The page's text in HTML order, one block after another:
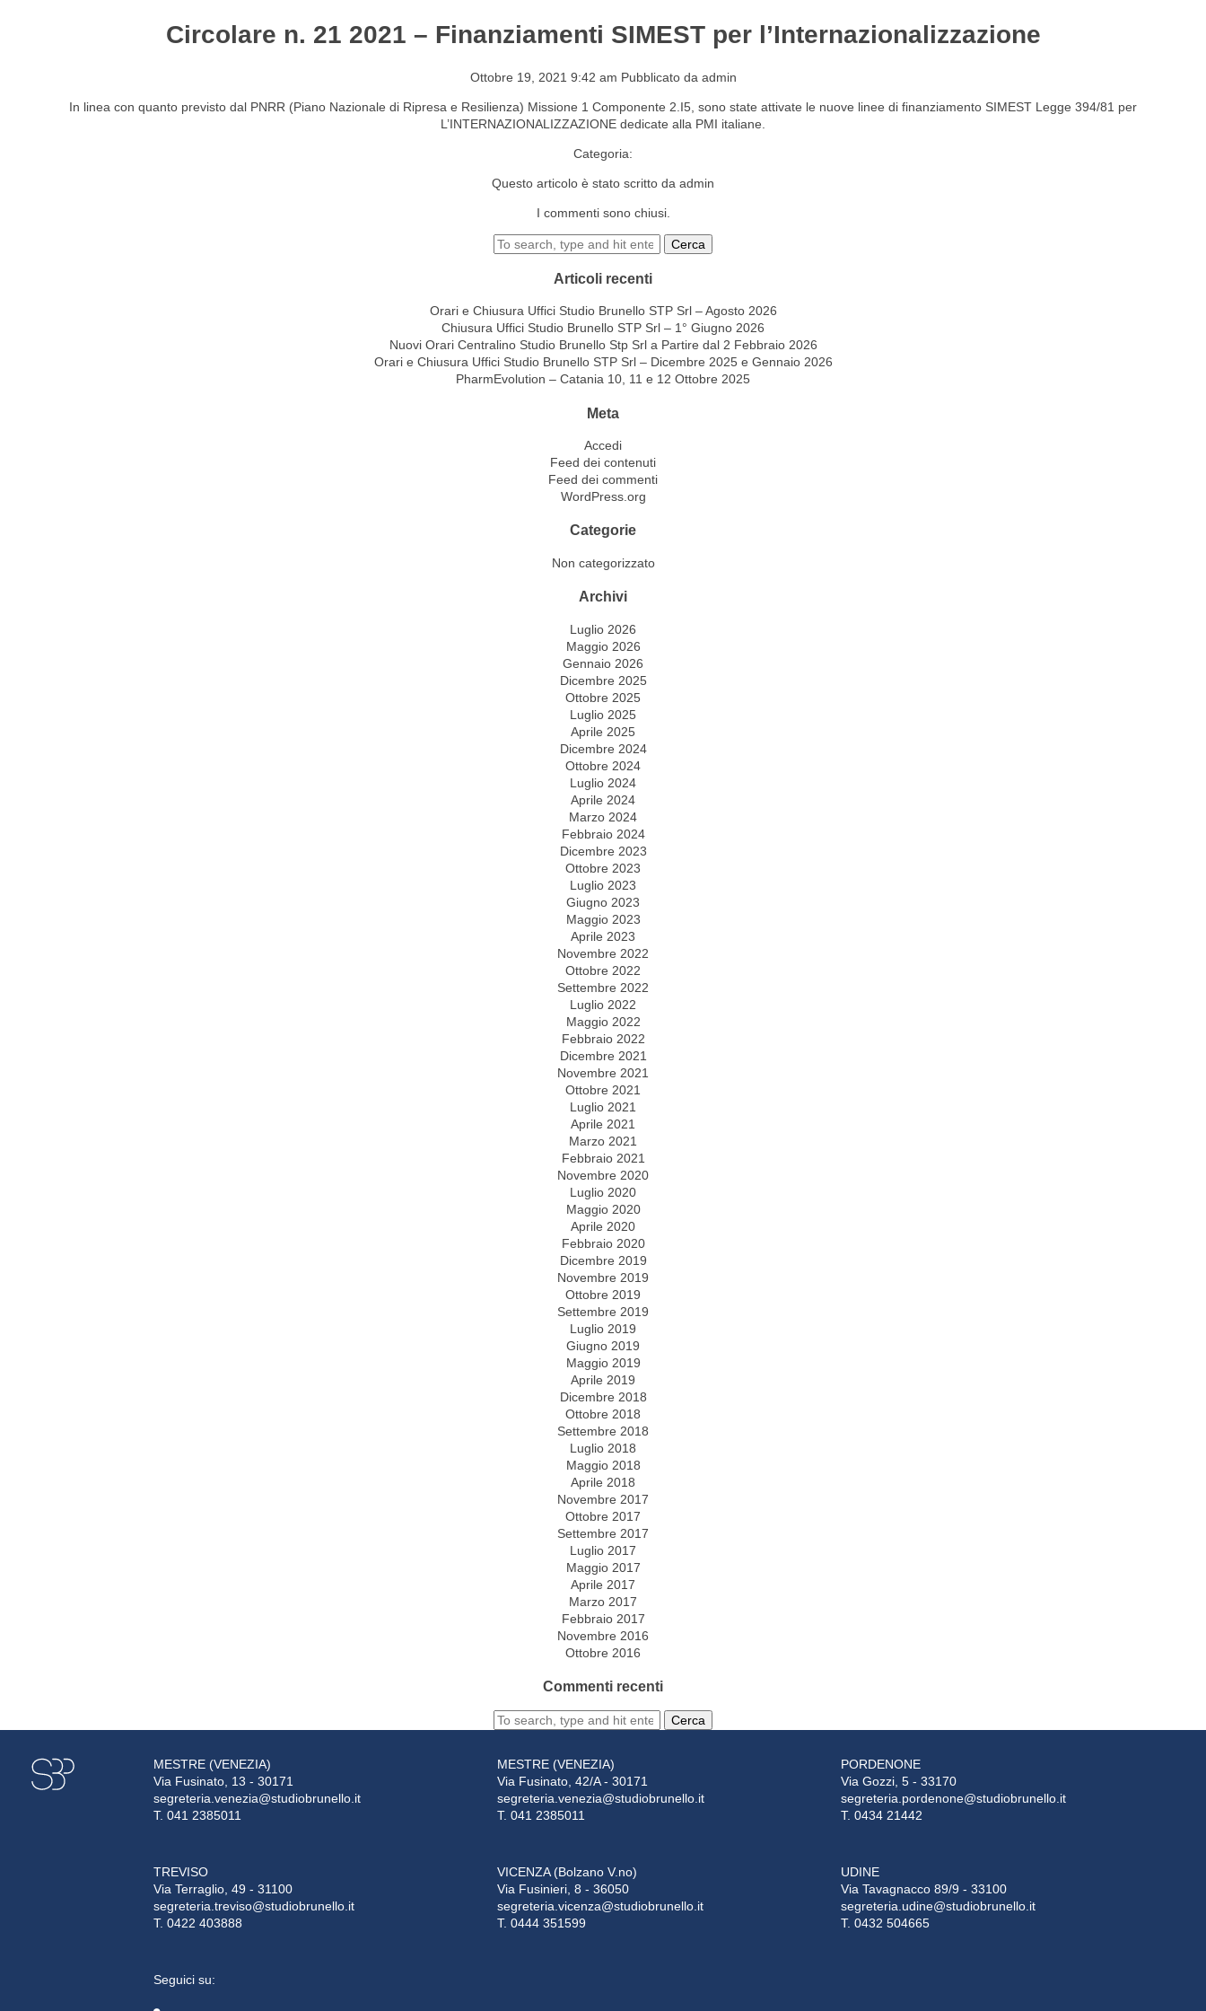
Circolare n. 21 2021 – Finanziamenti SIMEST per l’Internazionalizzazione
Ottobre 19, 2021 9:42 am Pubblicato da admin
In linea con quanto previsto dal PNRR (Piano Nazionale di Ripresa e Resilienza) Missione 1 Componente 2.I5, sono state attivate le nuove linee di finanziamento SIMEST Legge 394/81 per
L’INTERNAZIONALIZZAZIONE dedicate alla PMI italiane.
Categoria:
Questo articolo è stato scritto da admin
I commenti sono chiusi.
Cerca
Articoli recenti
Orari e Chiusura Uffici Studio Brunello STP Srl – Agosto 2026
Chiusura Uffici Studio Brunello STP Srl – 1° Giugno 2026
Nuovi Orari Centralino Studio Brunello Stp Srl a Partire dal 2 Febbraio 2026
Orari e Chiusura Uffici Studio Brunello STP Srl – Dicembre 2025 e Gennaio 2026
PharmEvolution – Catania 10, 11 e 12 Ottobre 2025
Meta
Accedi
Feed dei contenuti
Feed dei commenti
WordPress.org
Categorie
Non categorizzato
Archivi
Luglio 2026
Maggio 2026
Gennaio 2026
Dicembre 2025
Ottobre 2025
Luglio 2025
Aprile 2025
Dicembre 2024
Ottobre 2024
Luglio 2024
Aprile 2024
Marzo 2024
Febbraio 2024
Dicembre 2023
Ottobre 2023
Luglio 2023
Giugno 2023
Maggio 2023
Aprile 2023
Novembre 2022
Ottobre 2022
Settembre 2022
Luglio 2022
Maggio 2022
Febbraio 2022
Dicembre 2021
Novembre 2021
Ottobre 2021
Luglio 2021
Aprile 2021
Marzo 2021
Febbraio 2021
Novembre 2020
Luglio 2020
Maggio 2020
Aprile 2020
Febbraio 2020
Dicembre 2019
Novembre 2019
Ottobre 2019
Settembre 2019
Luglio 2019
Giugno 2019
Maggio 2019
Aprile 2019
Dicembre 2018
Ottobre 2018
Settembre 2018
Luglio 2018
Maggio 2018
Aprile 2018
Novembre 2017
Ottobre 2017
Settembre 2017
Luglio 2017
Maggio 2017
Aprile 2017
Marzo 2017
Febbraio 2017
Novembre 2016
Ottobre 2016
Commenti recenti
Cerca
MESTRE (VENEZIA)
Via Fusinato, 13 - 30171
segreteria.venezia@studiobrunello.it
T. 041 2385011
MESTRE (VENEZIA)
Via Fusinato, 42/A - 30171
segreteria.venezia@studiobrunello.it
T. 041 2385011
PORDENONE
Via Gozzi, 5 - 33170
segreteria.pordenone@studiobrunello.it
T. 0434 21442
TREVISO
Via Terraglio, 49 - 31100
segreteria.treviso@studiobrunello.it
T. 0422 403888
VICENZA (Bolzano V.no)
Via Fusinieri, 8 - 36050
segreteria.vicenza@studiobrunello.it
T. 0444 351599
UDINE
Via Tavagnacco 89/9 - 33100
segreteria.udine@studiobrunello.it
T. 0432 504665
Seguici su: